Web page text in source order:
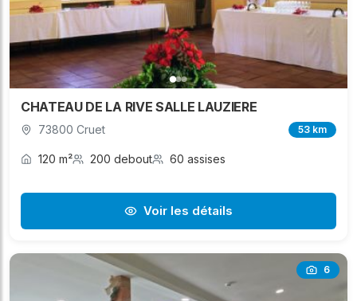
CHATEAU DE LA RIVE SALLE LAUZIERE
73800 Cruet 53 km
120 m² 200 debout 60 assises
Voir les détails
6